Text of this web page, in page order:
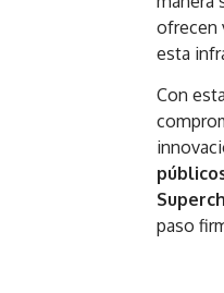
ofrecen
esta
Con
paso